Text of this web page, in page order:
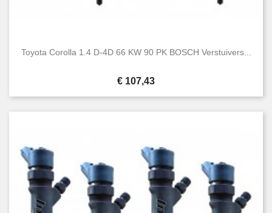
Toyota Corolla 1.4 D-4D 66 KW 90 PK BOSCH Verstuivers...
Prijs
€ 107,43